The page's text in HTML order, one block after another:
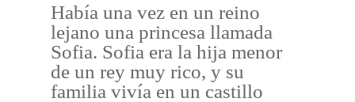
Había una vez en un reino
lejano una princesa llamada
Sofia. Sofia era la hija menor
de un rey muy rico, y su
familia vivía en un castillo